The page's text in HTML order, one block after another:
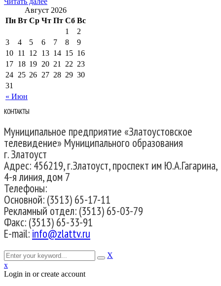
Август 2026
Пн Вт Ср Чт Пт Сб Вс
« Июн
1
2
3
4 5 6 7 8
9
10 11 12 13 14 15 16
17 18 19 20 21 22 23
24 25 26 27 28 29 30
31
КОНТАКТЫ
Муниципальное предприятие «Златоустовское
телевидение» Муниципального образования
г. Златоуст
Адрес: 456219, г.Златоуст, проспект им Ю.А.Гагарина,
4-я линия, дом 7
Телефоны:
Основной: (3513) 65-17-11
Рекламный отдел: (3513) 65-03-79
Факс: (3513) 65-33-91
E-mail:info@zlattv.ru
X
x
Login in or create account